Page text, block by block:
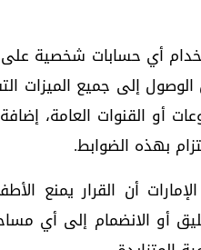
أي حسابات شخصية
من الوصول إلى جميع
أو القنوات العامة،
بهذه الضوابط.
أو الانضمام إلى أي